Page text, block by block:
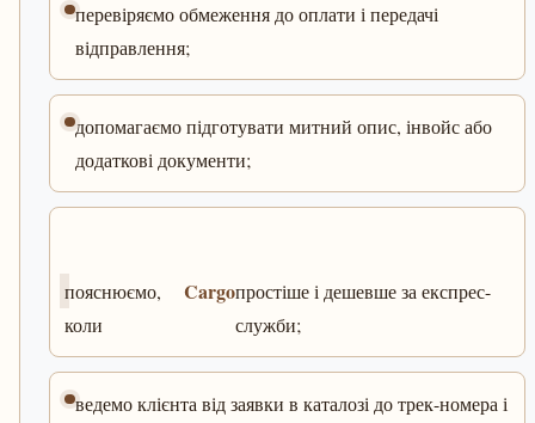
перевіряємо обмеження до оплати і передачі
відправлення;
допомагаємо підготувати митний опис, інвойс або
додаткові документи;
пояснюємо,
коли
Cargoпростіше і дешевше за експрес-
служби;
ведемо клієнта від заявки в каталозі до трек-номера і